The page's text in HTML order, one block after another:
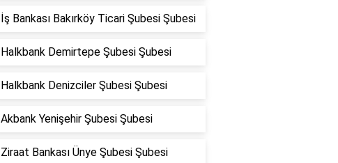
İş Bankası Bakırköy Ticari Şubesi Şubesi
Halkbank Demirtepe Şubesi Şubesi
Halkbank Denizciler Şubesi Şubesi
Akbank Yenişehir Şubesi Şubesi
Ziraat Bankası Ünye Şubesi Şubesi